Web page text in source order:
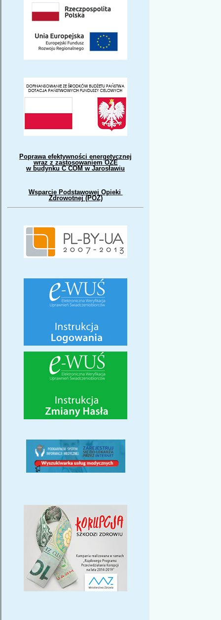
Poprawa efektywności energetycznej
wraz z zastosowaniem OZE
w budynku C COM w Jarosławiu
Wsparcie Podstawowej Opieki
Zdrowotnej (POZ)